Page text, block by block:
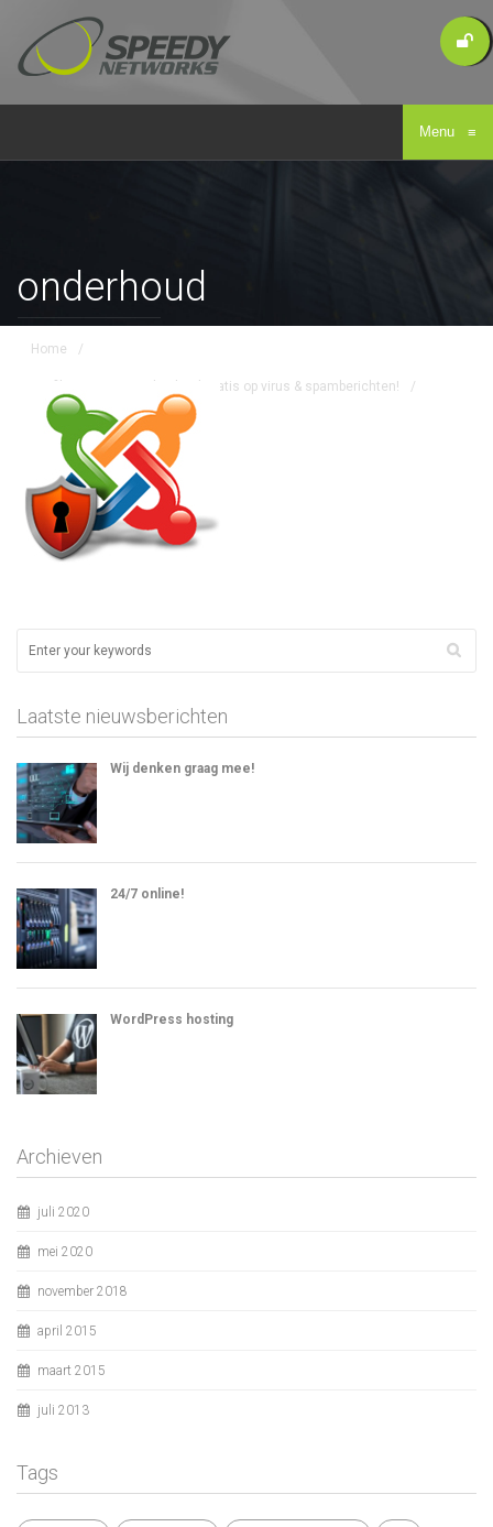
Menu ≡
onderhoud
Home /
Wij filteren uw e-mail geheel gratis op virus & spamberichten! /
onderhoud
Laatste nieuwsberichten
Wij denken graag mee!
24/7 online!
WordPress hosting
Archieven
juli 2020
mei 2020
november 2018
april 2015
maart 2015
juli 2013
Tags